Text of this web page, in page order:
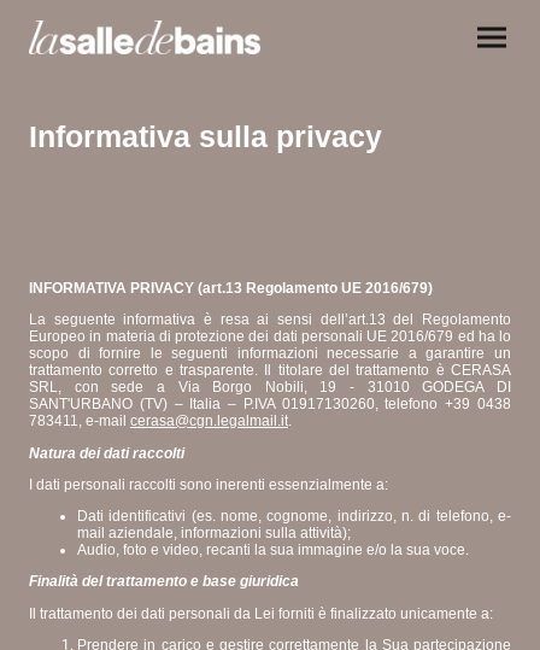
Informativa sulla privacy
INFORMATIVA PRIVACY (art.13 Regolamento UE 2016/679)
La seguente informativa è resa ai sensi dell’art.13 del Regolamento
Europeo in materia di protezione dei dati personali UE 2016/679 ed ha lo
scopo di fornire le seguenti informazioni necessarie a garantire un
trattamento corretto e trasparente. Il titolare del trattamento è CERASA
SRL, con sede a Via Borgo Nobili, 19 - 31010 GODEGA DI
SANT'URBANO (TV) – Italia – P.IVA 01917130260, telefono +39 0438
783411, e-mail cerasa@cgn.legalmail.it.
Natura dei dati raccolti
I dati personali raccolti sono inerenti essenzialmente a:
Dati identificativi (es. nome, cognome, indirizzo, n. di telefono, e-
mail aziendale, informazioni sulla attività);
Audio, foto e video, recanti la sua immagine e/o la sua voce.
Finalità del trattamento e base giuridica
Il trattamento dei dati personali da Lei forniti è finalizzato unicamente a:
Prendere in carico e gestire correttamente la Sua partecipazione